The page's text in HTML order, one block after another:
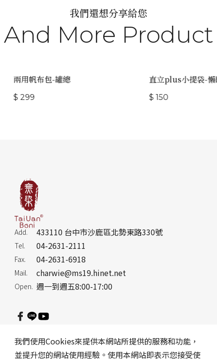
我們還想分享給您
And More Product
兩用帆布包-罐總
$ 299
直立plus小提袋-懶
$ 150
Add. 433110 台中市沙鹿區北勢東路330號
Tel. 04-2631-2111
Fax. 04-2631-6918
Mail. charwie@ms19.hinet.net
Open. 週一到週五8:00-17:00
隱私權政策訂購說明網站地圖Reader Version
我們使用Cookies來提供本網站所提供的服務和功能，
並提升您的網站使用經驗。使用本網站即表示您接受使